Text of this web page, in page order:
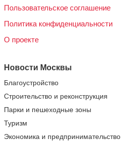
Пользовательское соглашение
Политика конфиденциальности
О проекте
Новости Москвы
Благоустройство
Строительство и реконструкция
Парки и пешеходные зоны
Туризм
Экономика и предпринимательство